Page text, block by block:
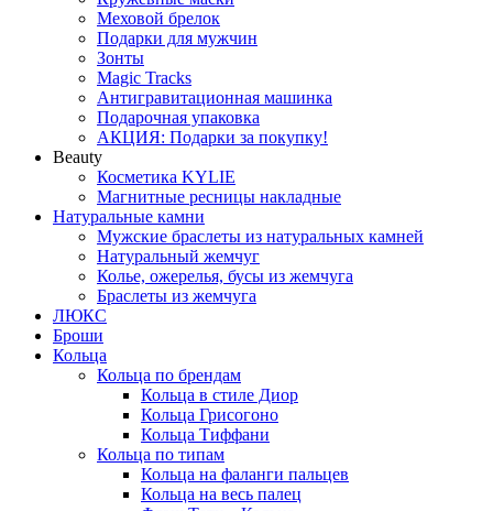
Меховой брелок
Подарки для мужчин
Зонты
Magic Tracks
Антигравитационная машинка
Подарочная упаковка
АКЦИЯ: Подарки за покупку!
Beauty
Косметика KYLIE
Магнитные ресницы накладные
Натуральные камни
Мужские браслеты из натуральных камней
Натуральный жемчуг
Колье, ожерелья, бусы из жемчуга
Браслеты из жемчуга
ЛЮКС
Броши
Кольца
Кольца по брендам
Кольца в стиле Диор
Кольца Грисогоно
Кольца Тиффани
Кольца по типам
Кольца на фаланги пальцев
Кольца на весь палец